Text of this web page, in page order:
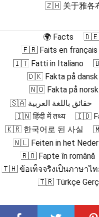
🇿🇭 关于雅各
🌍 Facts
🇩🇪
🇫🇷 Faits en français
🇮🇹 Fatti in Italiano
🇩🇰 Fakta på dansk
🇳🇴 Fakta på norsk
🇸🇦 حقائق باللغة العربية
🇮🇳 हिंदी में तथ्य
🇮🇩
🇰🇷 한국어로 된 사실
🇳🇱 Feiten in het
🇷🇴 Fapte în română
🇹🇭 ข้อเท็จจริงเป็นภาษาไท
🇹🇷 Türkçe